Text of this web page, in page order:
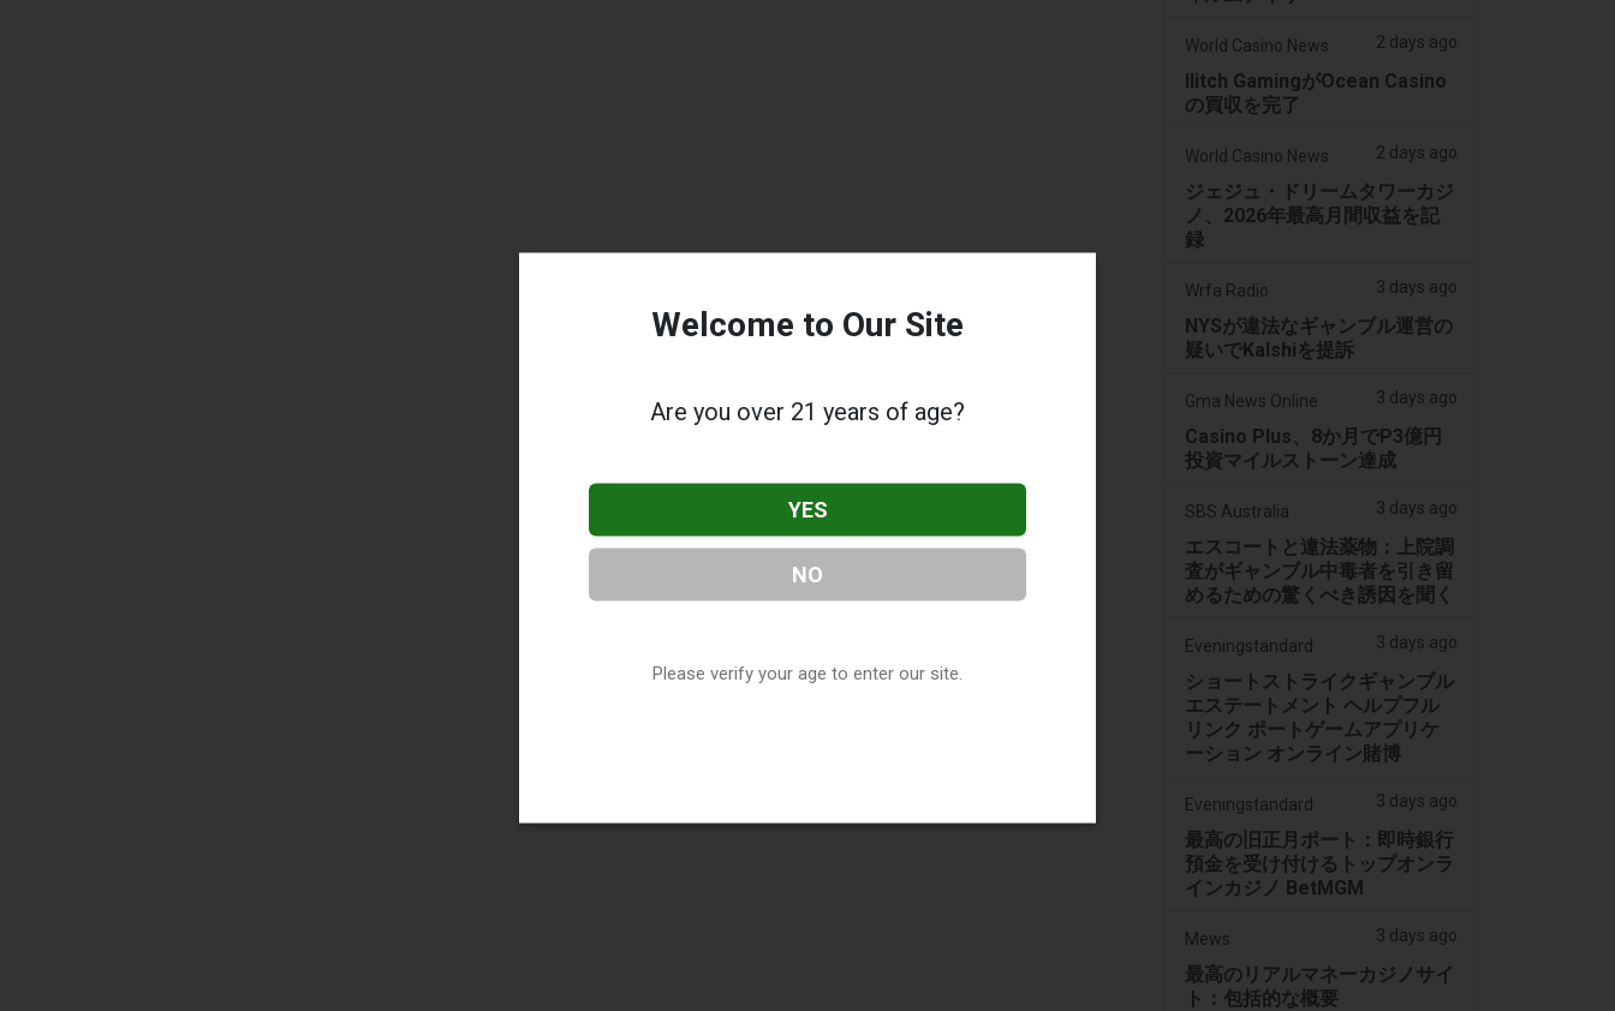
World Casino News 2 days ago
Ilitch GamingがOcean Casino
の買収を完了
World Casino News 2 days ago
ジェジュ・ドリームタワーカジ
ノ、2026年最高月間収益を記
録
Wrfa Radio 3 days ago
NYSが違法なギャンブル運営の
疑いでKalshiを提訴
Gma News Online 3 days ago
Casino Plus、8か月でP3億円
投資マイルストーン達成
SBS Australia 3 days ago
エスコートと違法薬物：上院調
査がギャンブル中毒者を引き留
めるための驚くべき誘因を聞く
Eveningstandard 3 days ago
ショートストライクギャンブル
エステートメント ヘルプフル
リンク ポートゲームアプリケ
ーション オンライン賭博
Eveningstandard 3 days ago
最高の旧正月ポート：即時銀行
預金を受け付けるトップオンラ
インカジノ BetMGM
Mews 3 days ago
最高のリアルマネーカジノサイ
ト：包括的な概要
Welcome to Our Site
Are you over 21 years of age?
YES
NO
Please verify your age to enter our site.